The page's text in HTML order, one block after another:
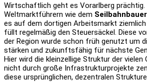
Wirtschaftlich geht es Vorarlberg prächtig.
Weltmarktführern wie dem
es auf dem dortigen Arbeitsmarkt
füllt regelmäßig den Steuersäckel. Diese
der Region wurde schon früh genutzt um
stärken und zukunftsfähig für nächste
Hier wird die kleinzellige Struktur der
nicht durch große Infrastrukturprojekte
diese ursprünglichen, dezentralen